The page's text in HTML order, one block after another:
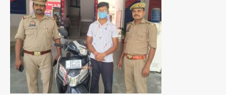
पुलिस
Team JHJ
सुदर्शन शक्ति-वी अभ्यास में मॉक आॅपरेशन
Team JHJ